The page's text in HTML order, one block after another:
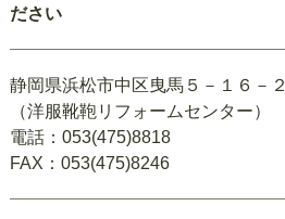
ださい
静岡県浜松市中区曳馬５－１６－２
（洋服靴鞄リフォームセンター）
電話：053(475)8818
FAX：053(475)8246